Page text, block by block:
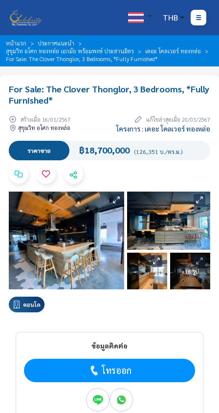
THB
หน้าแรก
ประกาศแนะนำ
สุขุมวิท อโศก ทองหล่อ เอกมัย พร้อมพงษ์ ประสานมิตร
เดอะ โคลเวอร์ ทองหล่อ
For Sale: The Clover Thonglor, 3 Bedrooms, *Fully Furnished*
For Sale: The Clover Thonglor, 3 Bedrooms, *Fully
Furnished*
สร้างเมื่อ 16/01/2567
แก้ไขล่าสุดเมื่อ 20/03/2567
สุขุมวิท อโศก ทองหล่อ
โครงการ : เดอะ โคลเวอร์ ทองหล่อ
ราคาขาย ฿18,700,000 (126,351 บ./ตร.ม.)
+16 รูป
คอนโด
ข้อมูลติดต่อ
โทรออก